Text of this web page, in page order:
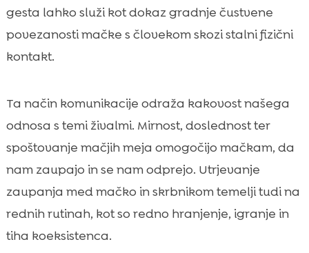
gesta lahko služi kot dokaz gradnje čustvene
povezanosti mačke s človekom skozi stalni fizični
kontakt.
Ta način komunikacije odraža kakovost našega
odnosa s temi živalmi. Mirnost, doslednost ter
spoštovanje mačjih meja omogočijo mačkam, da
nam zaupajo in se nam odprejo. Utrjevanje
zaupanja med mačko in skrbnikom temelji tudi na
rednih rutinah, kot so redno hranjenje, igranje in
tiha koeksistenca.